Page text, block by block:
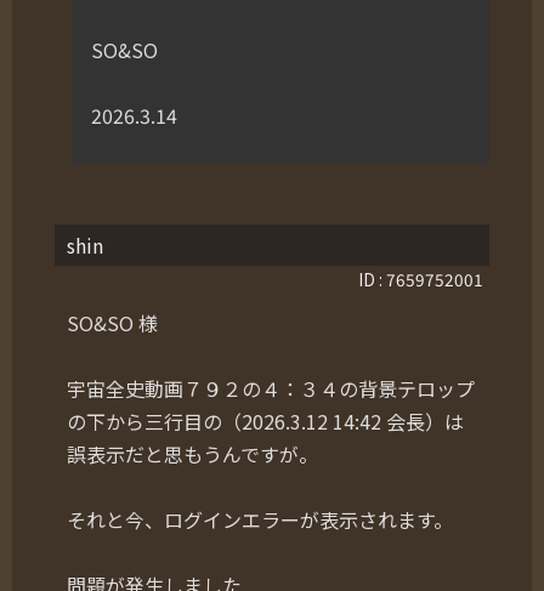
SO&SO
2026.3.14
shin
ID : 7659752001
SO&SO 様
宇宙全史動画７９２の４：３４の背景テロップ
の下から三行目の（2026.3.12 14:42 会長）は
誤表示だと思もうんですが。
それと今、ログインエラーが表示されます。
問題が発生しました